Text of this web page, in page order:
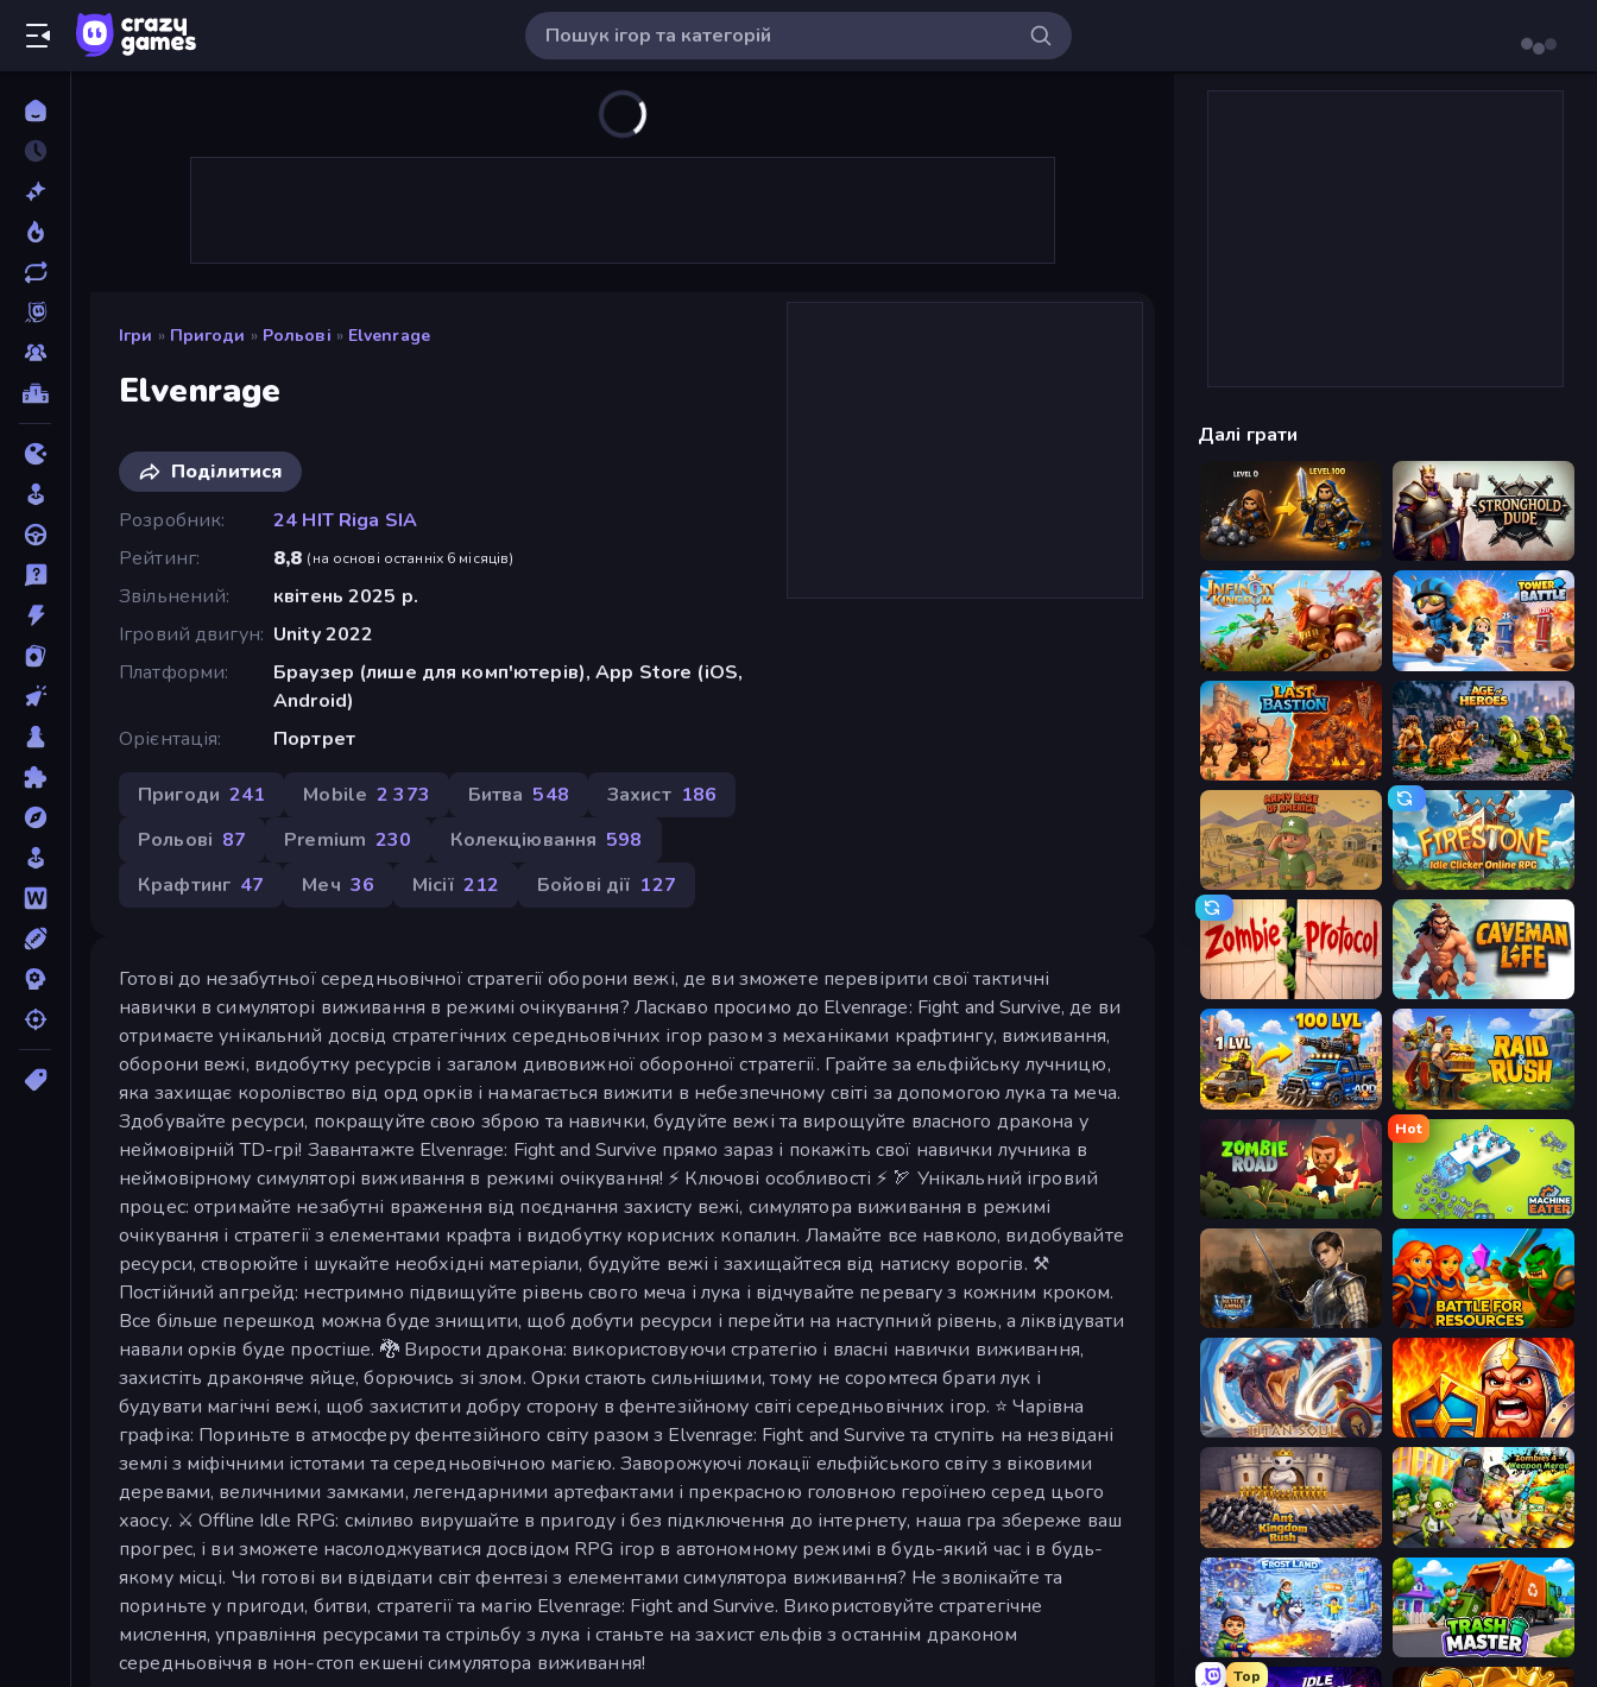
Ігри » Пригоди » Рольові » Elvenrage
Elvenrage
Поділитися
Розробник
24 HIT Riga SIA
Рейтинг
8,8 (на основі останніх 6 місяців)
Звільнений
квітень 2025 р.
Ігровий двигун Unity 2022
Платформи
Браузер (лише для комп'ютерів), App Store (iOS,
Android)
Орієнтація
Портрет
Пригоди 241 Mobile 2 373 Битва 548 Захист 186
Рольові 87 Premium 230 Колекціювання 598
Крафтинг 47 Меч 36 Місії 212 Бойові дії 127
Готові до незабутньої середньовічної стратегії оборони вежі, де ви зможете перевірити свої тактичні
навички в симуляторі виживання в режимі очікування? Ласкаво просимо до Elvenrage: Fight and Survive, де ви
отримаєте унікальний досвід стратегічних середньовічних ігор разом з механіками крафтингу, виживання,
оборони вежі, видобутку ресурсів і загалом дивовижної оборонної стратегії. Грайте за ельфійську лучницю,
яка захищає королівство від орд орків і намагається вижити в небезпечному світі за допомогою лука та меча.
Здобувайте ресурси, покращуйте свою зброю та навички, будуйте вежі та вирощуйте власного дракона у
неймовірній TD-грі! Завантажте Elvenrage: Fight and Survive прямо зараз і покажіть свої навички лучника в
неймовірному симуляторі виживання в режимі очікування! ⚡ Ключові особливості ⚡ 🏹 Унікальний ігровий
процес: отримайте незабутні враження від поєднання захисту вежі, симулятора виживання в режимі
очікування і стратегії з елементами крафта і видобутку корисних копалин. Ламайте все навколо, видобувайте
ресурси, створюйте і шукайте необхідні матеріали, будуйте вежі і захищайтеся від натиску ворогів. ⚒️
Постійний апгрейд: нестримно підвищуйте рівень свого меча і лука і відчувайте перевагу з кожним кроком.
Все більше перешкод можна буде знищити, щоб добути ресурси і перейти на наступний рівень, а ліквідувати
навали орків буде простіше. 🐉 Вирости дракона: використовуючи стратегію і власні навички виживання,
захистіть драконяче яйце, борючись зі злом. Орки стають сильнішими, тому не соромтеся брати лук і
будувати магічні вежі, щоб захистити добру сторону в фентезійному світі середньовічних ігор. ⭐ Чарівна
графіка: Пориньте в атмосферу фентезійного світу разом з Elvenrage: Fight and Survive та ступіть на незвідані
землі з міфічними істотами та середньовічною магією. Заворожуючі локації ельфійського світу з віковими
деревами, величними замками, легендарними артефактами і прекрасною головною героїнею серед цього
хаосу. ⚔️ Offline Idle RPG: сміливо вирушайте в пригоду і без підключення до інтернету, наша гра збереже ваш
прогрес, і ви зможете насолоджуватися досвідом RPG ігор в автономному режимі в будь-який час і в будь-
якому місці. Чи готові ви відвідати світ фентезі з елементами симулятора виживання? Не зволікайте та
пориньте у пригоди, битви, стратегії та магію Elvenrage: Fight and Survive. Використовуйте стратегічне
мислення, управління ресурсами та стрільбу з лука і станьте на захист ельфів з останнім драконом
середньовіччя в нон-стоп екшені симулятора виживання!
Далі грати
Gothic Story RPG Stronghold Dude
Infinity Kingdom Tower Battle
Last Bastion Age of Heroes
Army Base Of America Firestone – Idle Clicker Online RPG
Zombie Protocol Caveman Life
AOD - Art Of Defense Raid & Rush
Zombie Road
Hot
Machine Eater
Battle Arena Battle for Resources
Titan Soul: Action RPG WarLink: Crown & Clash
Ant Kingdom Rush Zombies 4 Weapon Merge
Frost Land - Snow Survival Trash Master
Top